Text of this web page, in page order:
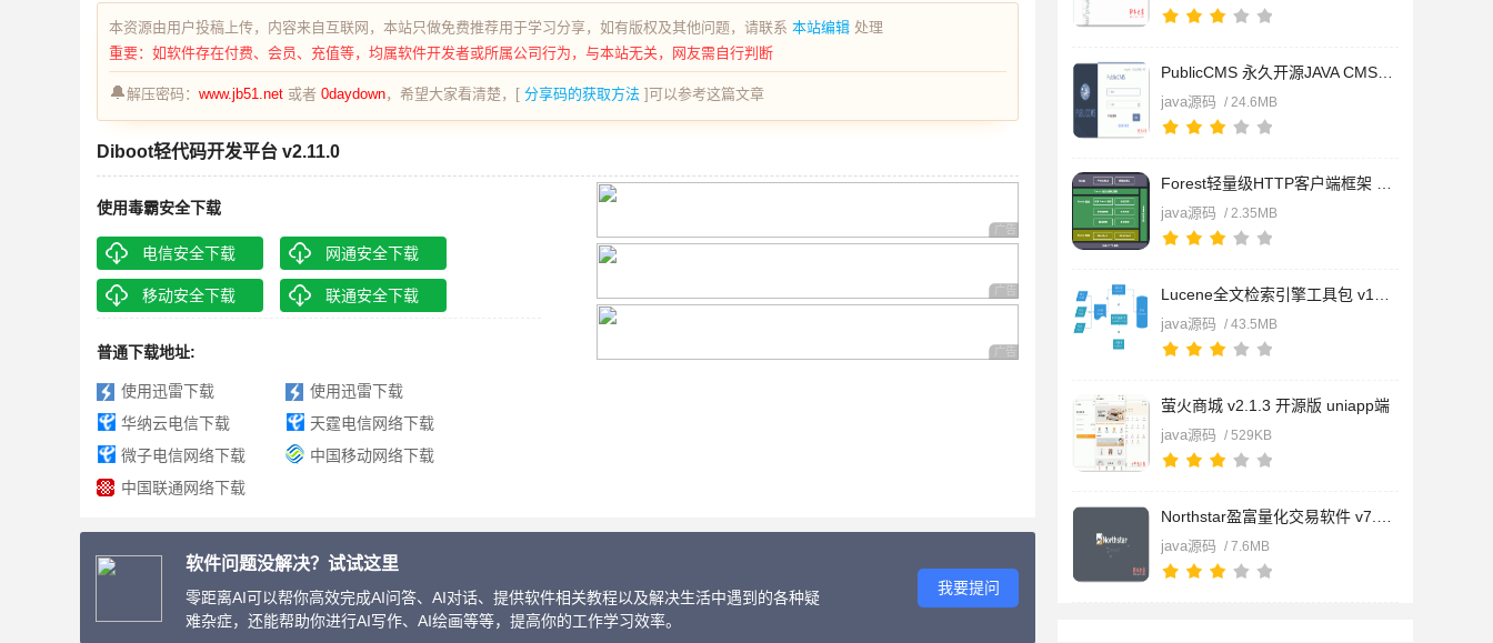
java源码 / 24.6MB
java源码 / 2.35MB
java源码 / 43.5MB
萤火商城 v2.1.3 开源版 uniapp端
java源码 / 529KB
java源码 / 7.6MB
本资源由用户投稿上传，内容来自互联网，本站只做免费推荐用于学习分享，如有版权及其他问题，请联系 本站编辑 处理
重要：如软件存在付费、会员、充值等，均属软件开发者或所属公司行为，与本站无关，网友需自行判断
🔔解压密码： www.jb51.net 或者 0daydown，希望大家看清楚，[ 分享码的获取方法 ]可以参考这篇文章
Diboot轻代码开发平台 v2.11.0
使用毒霸安全下载
电信安全下载 网通安全下载
移动安全下载 联通安全下载
普通下载地址:
使用迅雷下载
使用迅雷下载
华纳云电信下载
天霆电信网络下载
微子电信网络下载
中国移动网络下载
中国联通网络下载
广告 商业广告，理性选择
广告 商业广告，理性选择
广告 商业广告，理性选择
软件问题没解决？试试这里
零距离AI可以帮你高效完成AI问答、AI对话、提供软件相关教程以及解决生活中遇到的各种疑
难杂症，还能帮助你进行AI写作、AI绘画等等，提高你的工作学习效率。
我要提问